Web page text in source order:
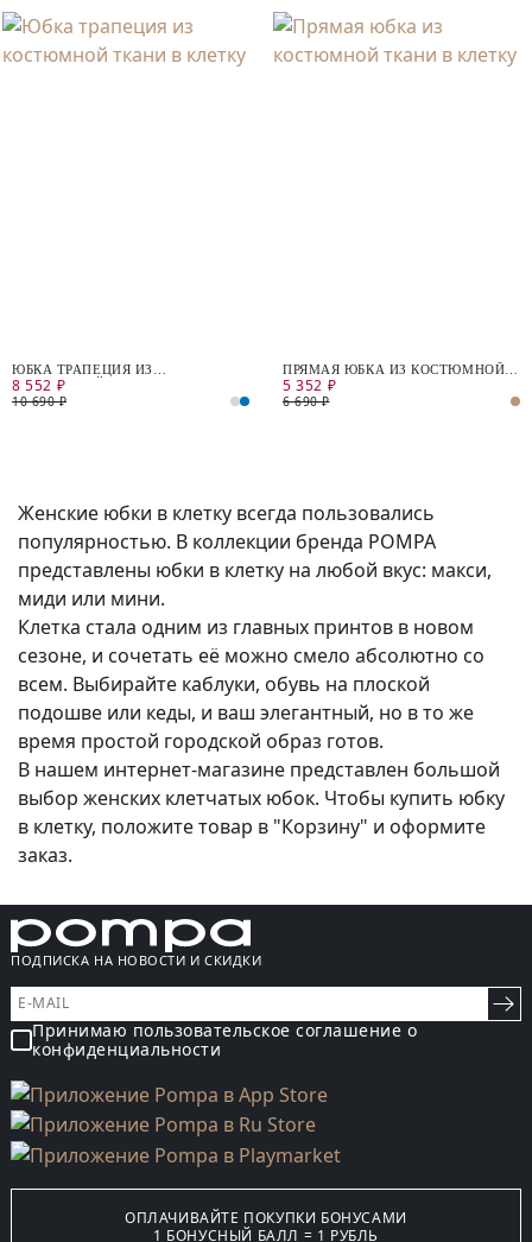
ЮБКА ТРАПЕЦИЯ ИЗ
КОСТЮМНОЙ ТКАНИ В КЛЕТКУ
8 552 ₽
10 690 ₽
ПРЯМАЯ ЮБКА ИЗ КОСТЮМНОЙ
ТКАНИ В КЛЕТКУ
5 352 ₽
6 690 ₽
Женские юбки в клетку всегда пользовались
популярностью. В коллекции бренда POMPA
представлены юбки в клетку на любой вкус: макси,
миди или мини.
Клетка стала одним из главных принтов в новом
сезоне, и сочетать её можно смело абсолютно со
всем. Выбирайте каблуки, обувь на плоской
подошве или кеды, и ваш элегантный, но в то же
время простой городской образ готов.
В нашем интернет-магазине представлен большой
выбор женских клетчатых юбок. Чтобы купить юбку
в клетку, положите товар в "Корзину" и оформите
заказ.
ПОДПИСКА НА НОВОСТИ И СКИДКИ
Принимаю пользовательское соглашение о
конфиденциальности
ОПЛАЧИВАЙТЕ ПОКУПКИ БОНУСАМИ
1 БОНУСНЫЙ БАЛЛ = 1 РУБЛЬ